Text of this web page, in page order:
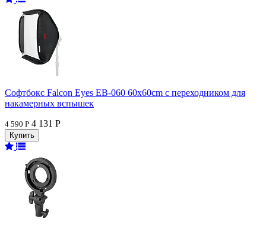
Софтбокс Falcon Eyes EB-060 60x60cm с переходником для
накамерных вспышек
4 590 Р 4 131 Р